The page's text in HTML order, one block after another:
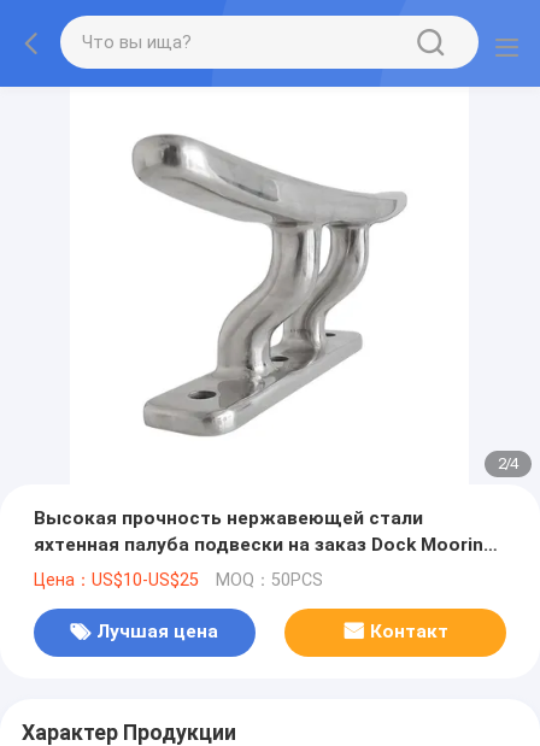
2/4
Высокая прочность нержавеющей стали
яхтенная палуба подвески на заказ Dock Mooring
Cleats
Цена：US$10-US$25 MOQ：50PCS
Лучшая цена Контакт
Характер Продукции